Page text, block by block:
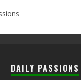
DAILY PASSIONS